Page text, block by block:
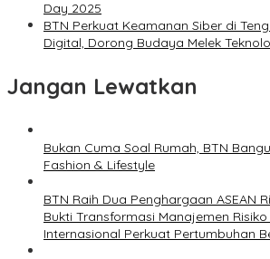
Day 2025
BTN Perkuat Keamanan Siber di
Digital, Dorong Budaya Melek
Jangan Lewatkan
Bukan Cuma Soal Rumah, BTN
Fashion & Lifestyle
BTN Raih Dua Penghargaan ASEAN
Bukti Transformasi Manajemen
Internasional Perkuat Pertumbuhan